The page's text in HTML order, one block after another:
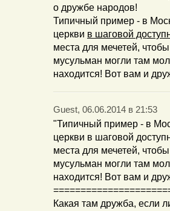
о дружбе народов!
Типичный пример - в
церкви в шаговой
места для мечетей,
мусульман могли там
находится! Вот вам и
Guest, 06.06.2014 в 21:53
"Типичный пример - в
церкви в шаговой
места для мечетей,
мусульман могли там
находится! Вот вам и
Какая там дружба, если